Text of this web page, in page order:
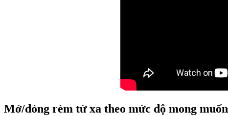
Mở/đóng rèm từ xa theo mức độ mong muốn